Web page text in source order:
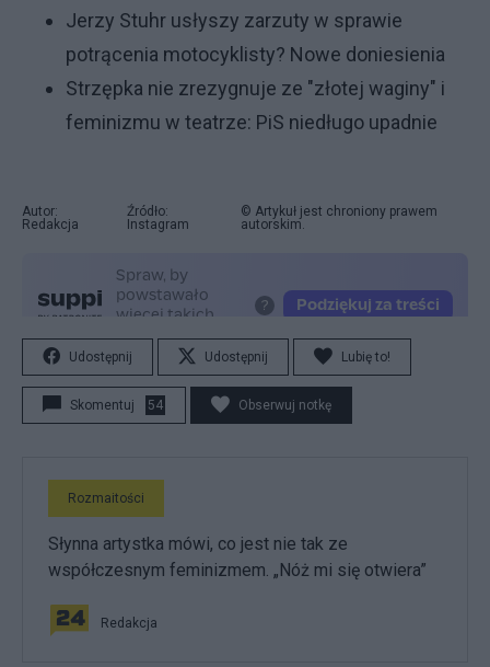
Jerzy Stuhr usłyszy zarzuty w sprawie
potrącenia motocyklisty? Nowe doniesienia
Strzępka nie zrezygnuje ze "złotej waginy" i
feminizmu w teatrze: PiS niedługo upadnie
Autor:
Redakcja
Źródło:
Instagram
© Artykuł jest chroniony prawem
autorskim.
Udostępnij Udostępnij Lubię to!
Skomentuj 54 Obserwuj notkę
Rozmaitości
Słynna artystka mówi, co jest nie tak ze
współczesnym feminizmem. „Nóż mi się otwiera”
Redakcja